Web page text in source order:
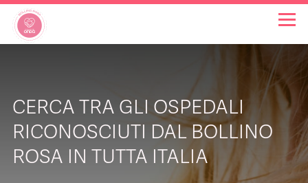
INIZIATIVE
NOTIZIE
CERCA TRA GLI OSPEDALI
RICONOSCIUTI DAL BOLLINO
ROSA IN TUTTA ITALIA